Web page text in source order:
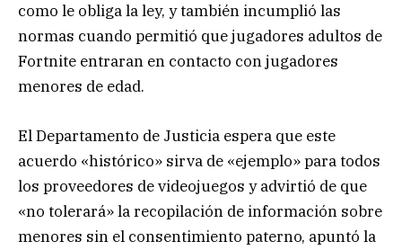
como le obliga la ley, y también incumplió las
normas cuando permitió que jugadores adultos de
Fortnite entraran en contacto con jugadores
menores de edad.
El Departamento de Justicia espera que este
acuerdo «histórico» sirva de «ejemplo» para todos
los proveedores de videojuegos y advirtió de que
«no tolerará» la recopilación de información sobre
menores sin el consentimiento paterno, apuntó la